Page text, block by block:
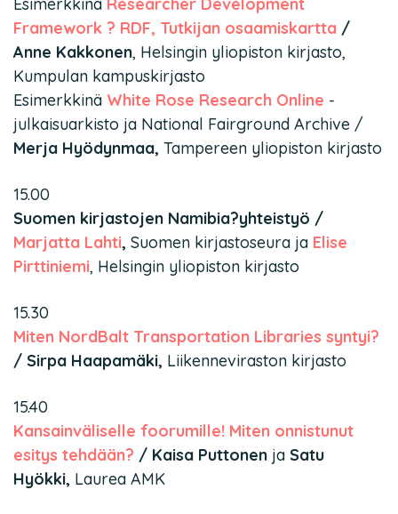
Framework ? RDF, Tutkijan osaamiskartta /
Anne Kakkonen, Helsingin yliopiston kirjasto,
Kumpulan kampuskirjasto
Esimerkkinä White Rose Research Online -
julkaisuarkisto ja National Fairground Archive /
Merja Hyödynmaa, Tampereen yliopiston kirjasto
15.00
Suomen kirjastojen Namibia?yhteistyö /
Marjatta Lahti, Suomen kirjastoseura ja Elise
Pirttiniemi, Helsingin yliopiston kirjasto
15.30
Miten NordBalt Transportation Libraries syntyi?
/ Sirpa Haapamäki, Liikenneviraston kirjasto
15.40
Kansainväliselle foorumille! Miten onnistunut
esitys tehdään? / Kaisa Puttonen ja Satu
Hyökki, Laurea AMK